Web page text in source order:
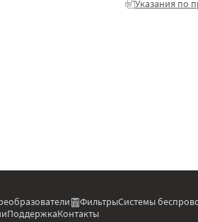
Указания по
ФильтрыСистемы
ПоддержкаКонтакты